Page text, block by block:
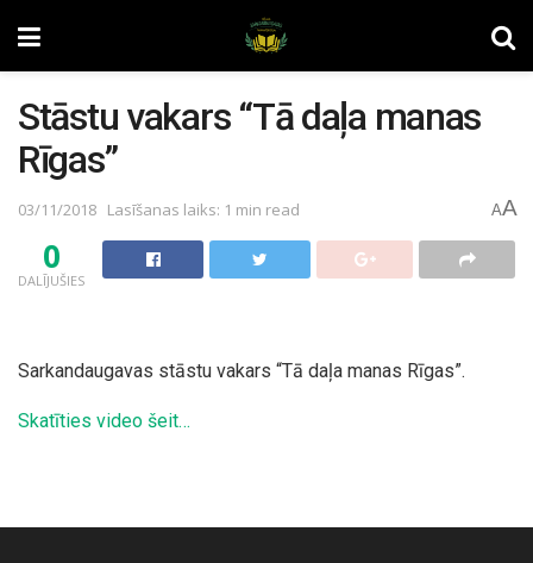
Stāstu vakars “Tā daļa manas
Rīgas”
03/11/2018 Lasīšanas laiks: 1 min read AA
0
DALĪJUŠIES
Sarkandaugavas stāstu vakars “Tā daļa manas Rīgas”.
Skatīties video šeit…